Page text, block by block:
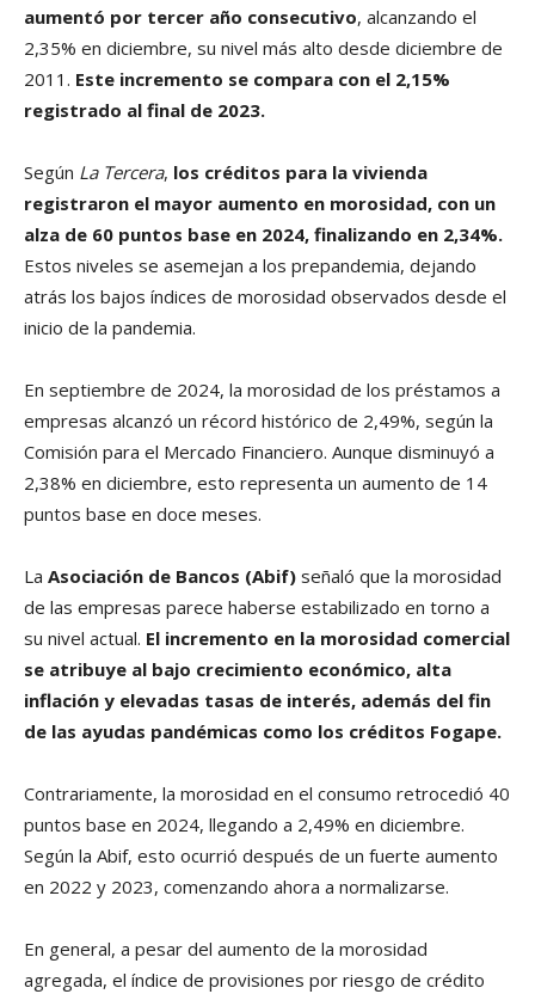
aumentó por tercer año consecutivo, alcanzando el
2,35% en diciembre, su nivel más alto desde diciembre de
2011. Este incremento se compara con el 2,15%
registrado al final de 2023.
Según La Tercera, los créditos para la vivienda
registraron el mayor aumento en morosidad, con un
alza de 60 puntos base en 2024, finalizando en 2,34%.
Estos niveles se asemejan a los prepandemia, dejando
atrás los bajos índices de morosidad observados desde el
inicio de la pandemia.
En septiembre de 2024, la morosidad de los préstamos a
empresas alcanzó un récord histórico de 2,49%, según la
Comisión para el Mercado Financiero. Aunque disminuyó a
2,38% en diciembre, esto representa un aumento de 14
puntos base en doce meses.
La Asociación de Bancos (Abif) señaló que la morosidad
de las empresas parece haberse estabilizado en torno a
su nivel actual. El incremento en la morosidad comercial
se atribuye al bajo crecimiento económico, alta
inflación y elevadas tasas de interés, además del fin
de las ayudas pandémicas como los créditos Fogape.
Contrariamente, la morosidad en el consumo retrocedió 40
puntos base en 2024, llegando a 2,49% en diciembre.
Según la Abif, esto ocurrió después de un fuerte aumento
en 2022 y 2023, comenzando ahora a normalizarse.
En general, a pesar del aumento de la morosidad
agregada, el índice de provisiones por riesgo de crédito